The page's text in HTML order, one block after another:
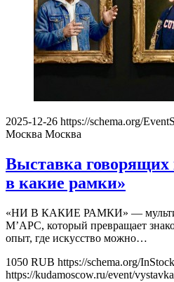
2025-12-26 https://schema.org/
Москва Москва
Выставка
в какие рамки»
«НИ В КАКИЕ РАМКИ» —
М’АРС, который превращает
опыт, где искусство можно…
1050 RUB https://schema.org/InStock
https://kudamoscow.ru/event/